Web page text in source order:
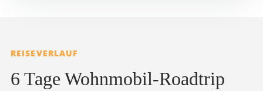
REISEVERLAUF
6 Tage Wohnmobil-Roadtrip